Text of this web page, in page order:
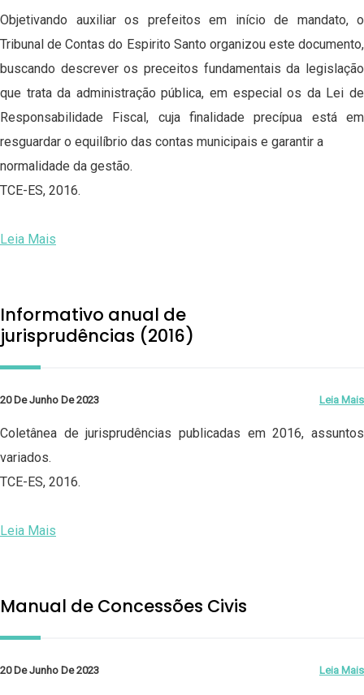
Objetivando auxiliar os prefeitos em início de mandato, o
Tribunal de Contas do Espirito Santo organizou este documento,
buscando descrever os preceitos fundamentais da legislação
que trata da administração pública, em especial os da Lei de
Responsabilidade Fiscal, cuja finalidade precípua está em
resguardar o equilíbrio das contas municipais e garantir a
normalidade da gestão.
TCE-ES, 2016.
Leia Mais
Informativo anual de
jurisprudências (2016)
20 De Junho De 2023 Leia Mais
Coletânea de jurisprudências publicadas em 2016, assuntos
variados.
TCE-ES, 2016.
Leia Mais
Manual de Concessões Civis
20 De Junho De 2023 Leia Mais